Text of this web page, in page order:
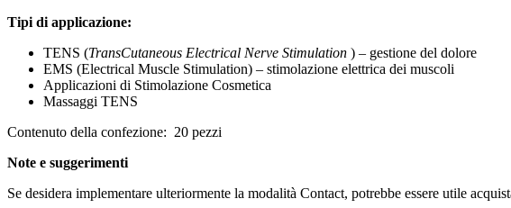
Tipi di applicazione:
TENS (TransCutaneous Electrical Nerve Stimulation ) – gestione del dolore
EMS (Electrical Muscle Stimulation) – stimolazione elettrica dei muscoli
Applicazioni di Stimolazione Cosmetica
Massaggi TENS
Contenuto della confezione: 20 pezzi
Note e suggerimenti
Se desidera implementare ulteriormente la modalità Contact, potrebbe essere utile